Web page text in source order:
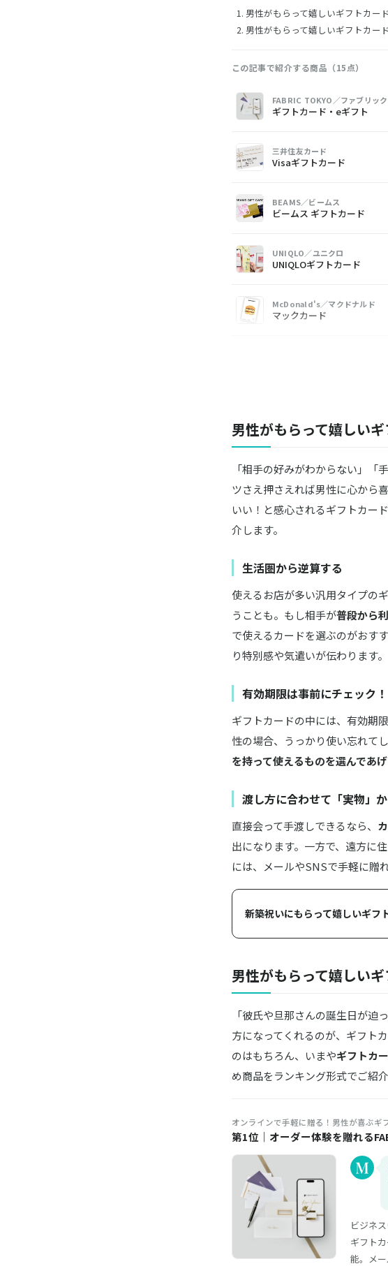
男性がもらって嬉しいギフトカー
男性がもらって嬉しいギフトカー
この記事で紹介する商品（15点）
画
像
商
品
購
入
FABRIC TOKYO／ファブリッ
ギフトカード・eギフト
三井住友カード
Visaギフトカード
BEAMS／ビームス
ビームス ギフトカード
UNIQLO／ユニクロ
UNIQLOギフトカード
McDonald's／マクドナルド
マックカード
スターバックス カード ギ
バーガーチケット
TOHOシネマズ
TOHOシネマズ・ギフトカ
カタログギフトチケット【あ
JTB／ジェイティービー
JTBトラベルギフト
マーソギフト券
文喫入場チケット
メンズスパ ＆ メンズエス
男性がもらって嬉しい
「相手の好みがわからない」
ツさえ押さえれば男性に心から
いい！と感心されるギフトカー
介します。
生活圏から逆算する
使えるお店が多い汎用タイプの
うことも。もし相手が普段から
で使えるカードを選ぶのがおす
り特別感や気遣いが伝わります。
有効期限は事前にチェック！
ギフトカードの中には、有効期
性の場合、うっかり使い忘れて
を持って使えるものを選んであ
渡し方に合わせて「実物」
直接会って手渡しできるなら、
出になります。一方で、遠方に
には、メールやSNSで手軽に贈
新築祝いにもらって嬉しいギフ
男性がもらって嬉しい
「彼氏や旦那さんの誕生日が
方になってくれるのが、ギフト
のはもちろん、いまやギフトカ
め商品をランキング形式でご紹介
オンラインで手軽に贈る！男性が喜ぶギ
第1位｜オーダー体験を贈れる
ビジネ
ギフト
能。メ